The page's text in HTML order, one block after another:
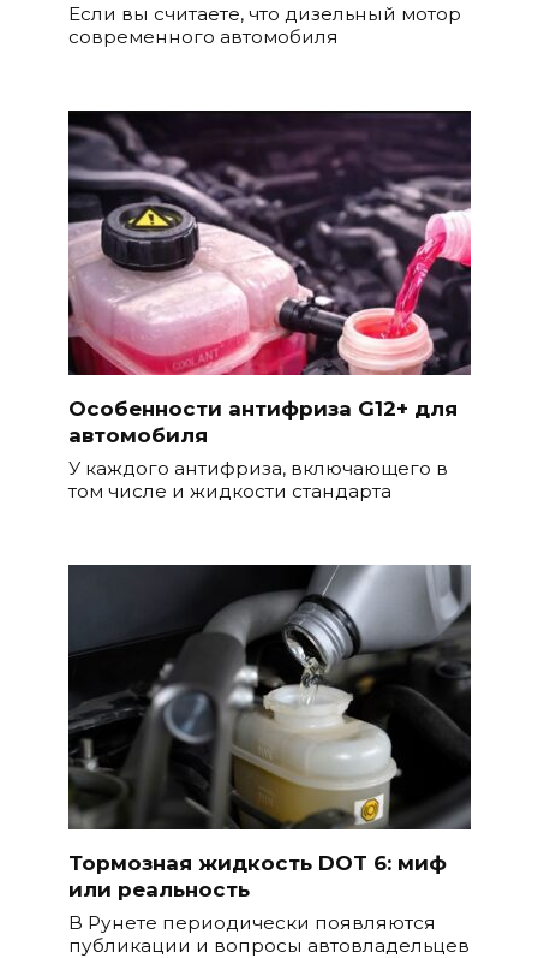
Если вы считаете, что дизельный мотор
современного автомобиля
Особенности антифриза G12+ для
автомобиля
У каждого антифриза, включающего в
том числе и жидкости стандарта
Тормозная жидкость DOT 6: миф
или реальность
В Рунете периодически появляются
публикации и вопросы автовладельцев